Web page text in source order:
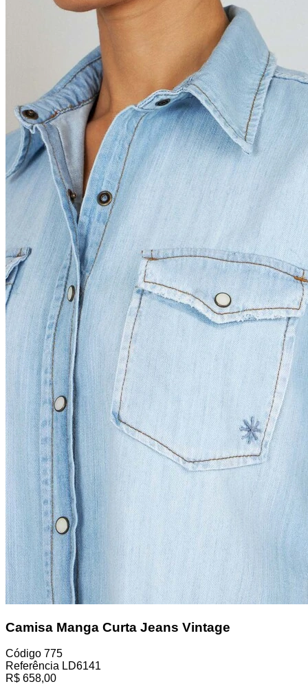
Camisa Manga Curta Jeans Vintage
Código 775
Referência LD6141
R$ 658,00